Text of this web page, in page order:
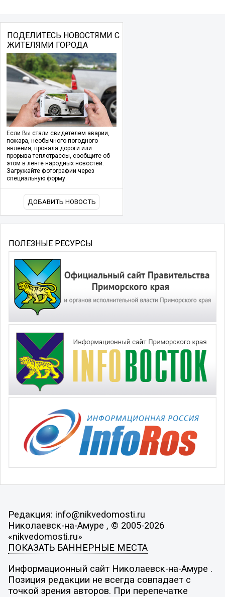
ПОДЕЛИТЕСЬ НОВОСТЯМИ С
ЖИТЕЛЯМИ ГОРОДА
Если Вы стали свидетелем аварии,
пожара, необычного погодного
явления, провала дороги или
прорыва теплотрассы, сообщите об
этом в ленте народных новостей.
Загружайте фотографии через
специальную форму.
ДОБАВИТЬ НОВОСТЬ
ПОЛЕЗНЫЕ РЕСУРСЫ
Редакция: info@nikvedomosti.ru
Николаевск-на-Амуре , © 2005-2026
«nikvedomosti.ru»
ПОКАЗАТЬ БАННЕРНЫЕ МЕСТА
Информационный сайт Николаевск-на-Амуре .
Позиция редакции не всегда совпадает с
точкой зрения авторов. При перепечатке